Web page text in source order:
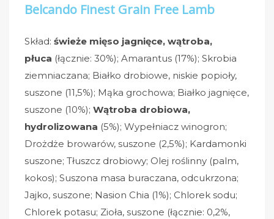
Belcando Finest Grain Free Lamb
Skład: świeże mięso jagnięce, wątroba,
płuca (łącznie: 30%); Amarantus (17%); Skrobia
ziemniaczana; Białko drobiowe, niskie popioły,
suszone (11,5%); Mąka grochowa; Białko jagnięce,
suszone (10%); Wątroba drobiowa,
hydrolizowana (5%); Wypełniacz winogron;
Drożdże browarów, suszone (2,5%); Kardamonki
suszone; Tłuszcz drobiowy; Olej roślinny (palm,
kokos); Suszona masa buraczana, odcukrzona;
Jajko, suszone; Nasion Chia (1%); Chlorek sodu;
Chlorek potasu; Zioła, suszone (łącznie: 0,2%,